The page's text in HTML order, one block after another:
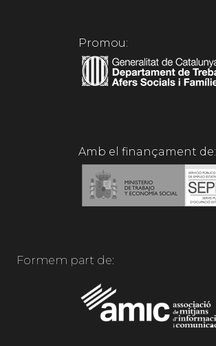
Promou:
Amb el finançament de:
Formem part de: